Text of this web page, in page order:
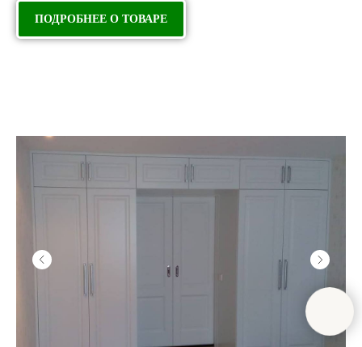
ПОДРОБНЕЕ О ТОВАРЕ